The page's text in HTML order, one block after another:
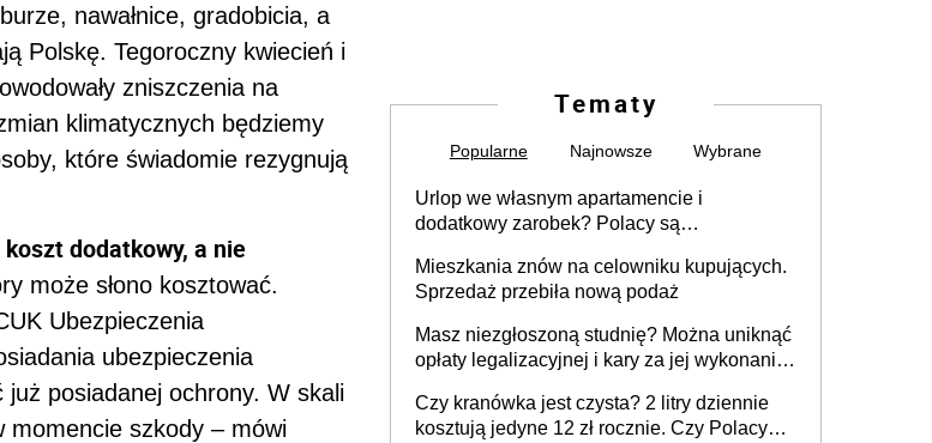
nawałnice, gradobicia, a
Polskę. Tegoroczny kwiecień i
zniszczenia na
klimatycznych będziemy
które świadomie rezygnują
dodatkowy, a nie
może słono kosztować.
Ubezpieczenia
ubezpieczenia
posiadanej ochrony. W skali
momencie szkody – mówi
Tematy
Popularne Najnowsze Wybrane
Urlop we własnym apartamencie i
dodatkowy zarobek? Polacy są
Mieszkania znów na celowniku kupujących.
Sprzedaż przebiła nową podaż
Masz niezgłoszoną studnię? Można uniknąć
opłaty legalizacyjnej i kary za jej wykonanie,
Czy kranówka jest czysta? 2 litry dziennie
kosztują jedyne 12 zł rocznie. Czy Polacy